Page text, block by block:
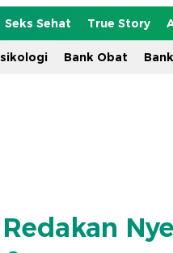
Seks Sehat True Story
Bank Obat